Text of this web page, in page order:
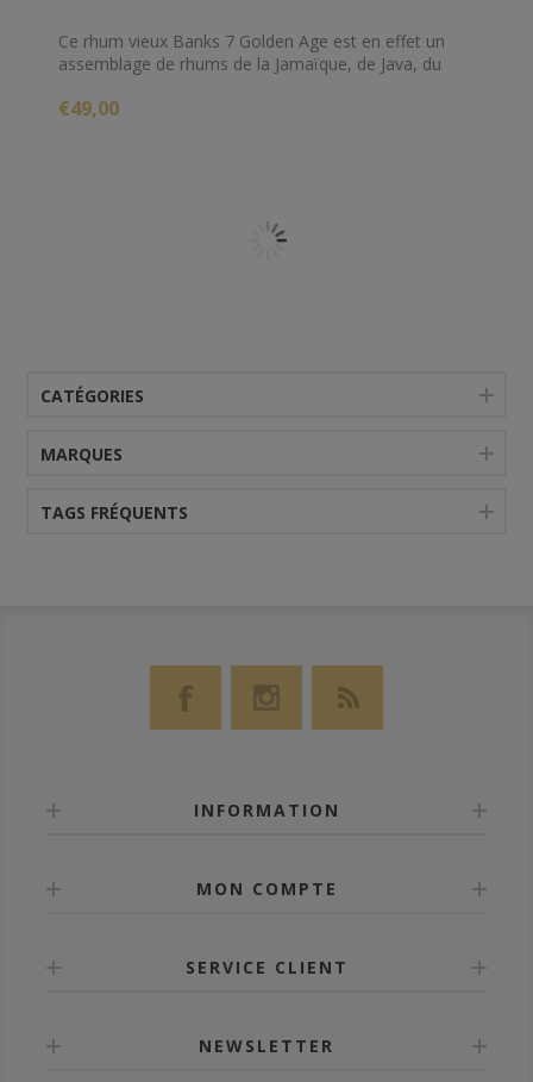
Ce rhum vieux Banks 7 Golden Age est en effet un
assemblage de rhums de la Jamaïque, de Java, du
de la Barbade.
€49,00
CATÉGORIES
MARQUES
TAGS FRÉQUENTS
INFORMATION
MON COMPTE
SERVICE CLIENT
NEWSLETTER